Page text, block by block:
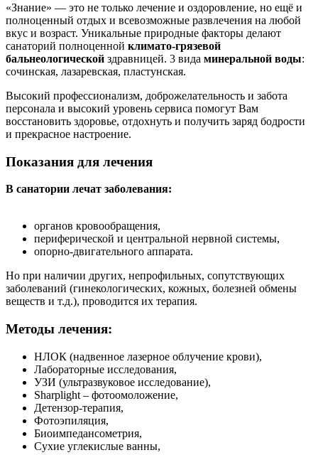
«Знание» — это не только лечение и оздоровление, но ещё и
полноценный отдых и всевозможные развлечения на любой
вкус и возраст. Уникальные природные факторы делают
санаторий полноценной климато-грязевой
бальнеологической здравницей. 3 вида минеральной воды:
сочинская, лазаревская, пластунская.
Высокий профессионализм, доброжелательность и забота
персонала и высокий уровень сервиса помогут Вам
восстановить здоровье, отдохнуть и получить заряд бодрости
и прекрасное настроение.
Показания для лечения
В санатории лечат заболевания:
органов кровообращения,
периферической и центральной нервной системы,
опорно-двигательного аппарата.
Но при наличии других, непрофильных, сопутствующих
заболеваний (гинекологических, кожных, болезней обмены
веществ и т.д.), проводится их терапия.
Методы лечения:
НЛОК (надвенное лазерное облучение крови),
Лабораторные исследования,
УЗИ (ультразвуковое исследование),
Sharplight – фотоомоложение,
Детензор-терапия,
Фотоэпиляция,
Биоимпедансометрия,
Сухие углекислые ванны,